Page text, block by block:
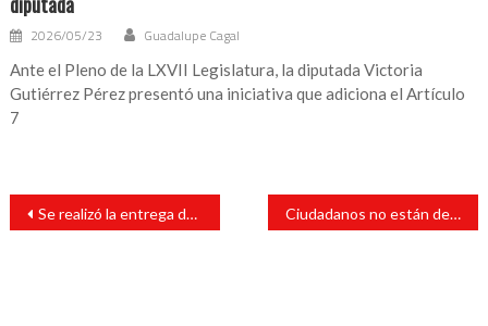
2026/05/23 Guadalupe Cagal
Ante el Pleno de la LXVII Legislatura, la diputada Victoria
Gutiérrez Pérez presentó una iniciativa que adiciona el Artículo
7
Navegación
entradas
Se realizó la entrega de baños para el sitio de taxis de la comunidad de Tlapacoyan Ciudadanos no están de acuerdo con el cierre de vialidades en el primer cuadro de la ciudad.